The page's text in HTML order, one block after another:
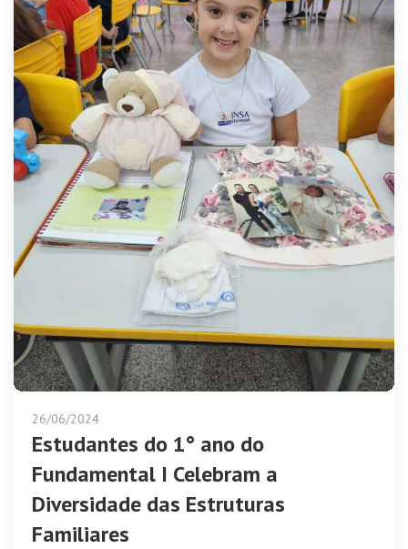
26/06/2024
Estudantes do 1° ano do
Fundamental I Celebram a
Diversidade das Estruturas
Familiares